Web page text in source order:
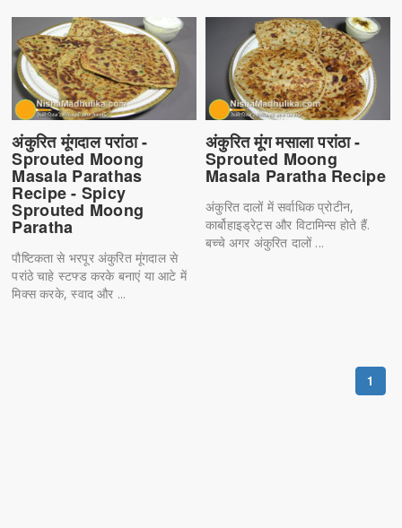
अंकुरित मूंगदाल परांठा -
Sprouted Moong
Masala Parathas
Recipe - Spicy
Sprouted Moong
Paratha
पौष्टिकता से भरपूर अंकुरित मूंगदाल से
परांठे चाहे स्टफ्ड करके बनाएं या आटे में
मिक्स करके, स्वाद और ...
अंकुरित मूंग मसाला परांठा -
Sprouted Moong
Masala Paratha Recipe
अंकुरित दालों में सर्वाधिक प्रोटीन,
कार्बोहाइड्रेट्स और विटामिन्स होते हैं.
बच्चे अगर अंकुरित दालों ...
1